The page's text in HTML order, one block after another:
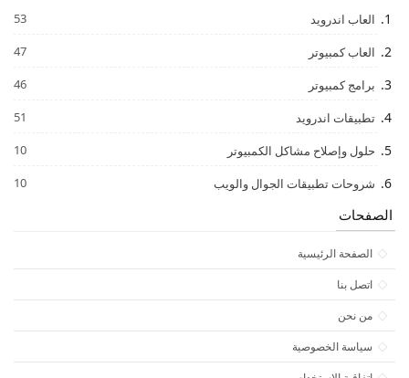
العاب اندرويد 53
العاب كمبيوتر 47
برامج كمبيوتر 46
تطبيقات اندرويد 51
حلول وإصلاح مشاكل الكمبيوتر 10
شروحات تطبيقات الجوال والويب 10
الصفحات
الصفحة الرئيسية
اتصل بنا
من نحن
سياسة الخصوصية